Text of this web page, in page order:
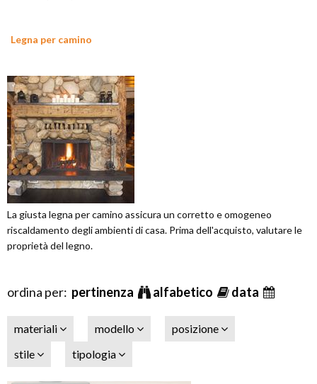
Legna per camino
La giusta legna per camino assicura un corretto e omogeneo
riscaldamento degli ambienti di casa. Prima dell'acquisto, valutare le
proprietà del legno.
ordina per: pertinenza alfabetico data
materiali modello
posizione
stile
tipologia